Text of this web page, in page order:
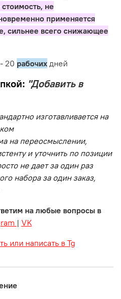
не
применяется
сильнее всего снижающее
20 рабочих дней
"Добавить в
изготавливается на
на переосмыслении,
и уточнить по позиции
не дает за один раз
набора за один заказ,
на любые вопросы в
| VK
или написать в Tg